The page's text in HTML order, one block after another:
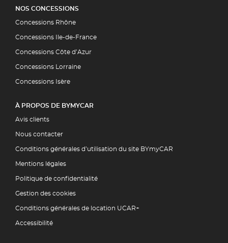
NOS CONCESSIONS
Concessions Rhône
Concessions Ile-de-France
Concessions Côte d’Azur
Concessions Lorraine
Concessions Isère
À PROPOS DE BYMYCAR
Avis clients
Nous contacter
Conditions générales d’utilisation du site BYmyCAR
Mentions légales
Politique de confidentialité
Gestion des cookies
Conditions générales de location UCAR+
Accessibilité